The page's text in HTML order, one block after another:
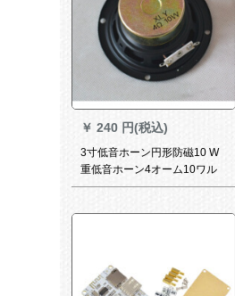
￥ 240 円(税込)
3寸低音ホーン円形防磁10 W
重低音ホーン4オーム10ワル
ド75 mmホーン75 mmホープ